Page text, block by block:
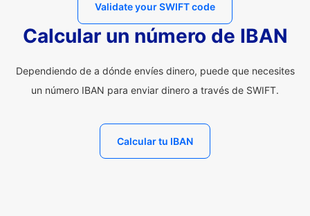
Validate your SWIFT code
Calcular un número de IBAN
Dependiendo de a dónde envíes dinero, puede que necesites
un número IBAN para enviar dinero a través de SWIFT.
Calcular tu IBAN